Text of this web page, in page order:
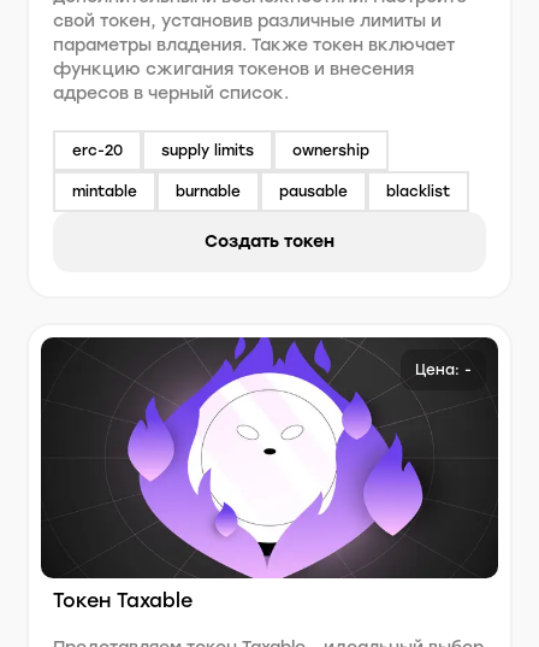
свой токен, установив различные лимиты и
параметры владения. Также токен включает
функцию сжигания токенов и внесения
адресов в черный список.
erc-20 supply limits ownership
mintable burnable pausable blacklist
Создать токен
Цена: -
Токен Taxable